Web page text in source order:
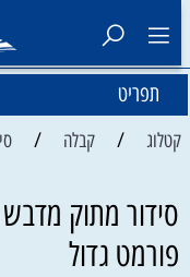
תפריט
קטלוג / קבלה /
סידור מתוק
פורמט גדול